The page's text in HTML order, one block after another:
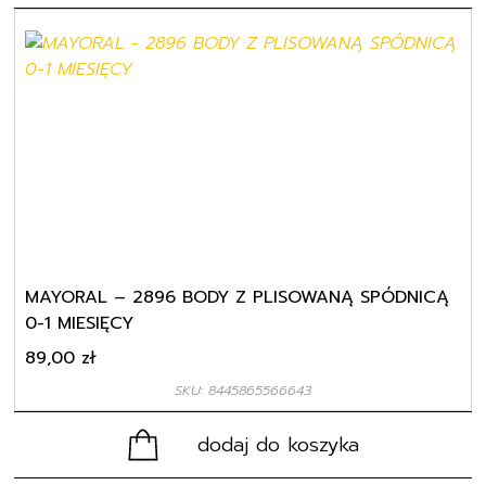
MAYORAL – 2896 BODY Z PLISOWANĄ SPÓDNICĄ
0-1 MIESIĘCY
SKU: 8445865566643
89,00 zł
dodaj do koszyka